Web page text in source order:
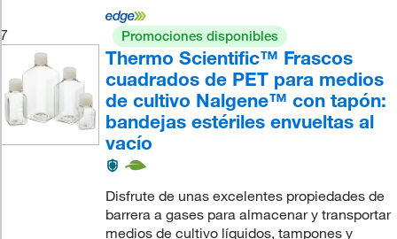
7 Promociones disponibles
Thermo Scientific™ Frascos
cuadrados de PET para medios
de cultivo Nalgene™ con tapón:
bandejas estériles envueltas al
vacío
Disfrute de unas excelentes propiedades de
barrera a gases para almacenar y transportar
medios de cultivo líquidos, tampones y